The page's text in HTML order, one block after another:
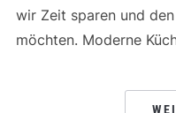
wir Zeit sparen und
möchten. Moderne